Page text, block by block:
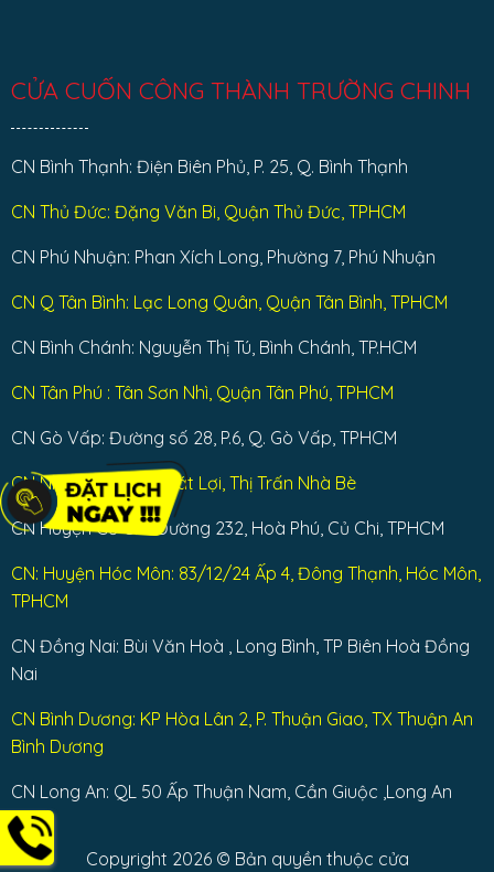
CỬA CUỐN CÔNG THÀNH TRƯỜNG CHINH
CN Bình Thạnh: Điện Biên Phủ, P. 25, Q. Bình Thạnh
CN Thủ Đức: Đặng Văn Bi, Quận Thủ Đức, TPHCM
CN Phú Nhuận: Phan Xích Long, Phường 7, Phú Nhuận
CN Q Tân Bình: Lạc Long Quân, Quận Tân Bình, TPHCM
CN Bình Chánh: Nguyễn Thị Tú, Bình Chánh, TP.HCM
CN Tân Phú : Tân Sơn Nhì, Quận Tân Phú, TPHCM
CN Gò Vấp: Đường số 28, P.6, Q. Gò Vấp, TPHCM
CN Nhà Bè: Dương Cát Lợi, Thị Trấn Nhà Bè
CN Huyện Củ Chi: Đường 232, Hoà Phú, Củ Chi, TPHCM
CN: Huyện Hóc Môn: 83/12/24 Ấp 4, Đông Thạnh, Hóc Môn,
TPHCM
CN Đồng Nai: Bùi Văn Hoà , Long Bình, TP Biên Hoà Đồng
Nai
CN Bình Dương: KP Hòa Lân 2, P. Thuận Giao, TX Thuận An
Bình Dương
CN Long An: QL 50 Ấp Thuận Nam, Cần Giuộc ,Long An
Copyright 2026 © Bản quyền thuộc cửa